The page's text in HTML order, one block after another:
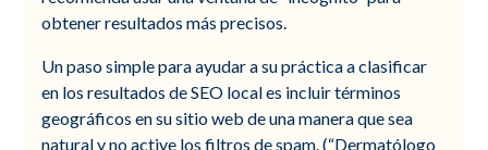
obtener resultados más precisos.
Un paso simple para ayudar a su práctica a clasificar
en los resultados de SEO local es incluir términos
geográficos en su sitio web de una manera que sea
natural y no active los filtros de spam. (“Dermatólogo